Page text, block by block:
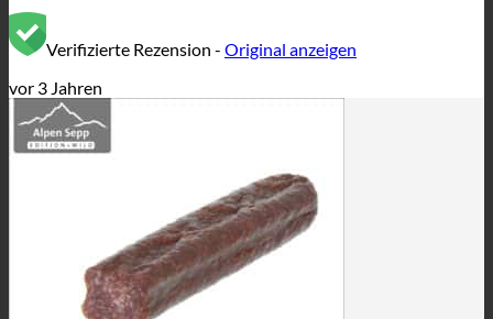
Verifizierte Rezension - Original anzeigen
vor 3 Jahren